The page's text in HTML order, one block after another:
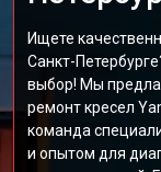
Ищете
Санкт-
выбор! Мы
ремонт кресел
команда
и опытом для